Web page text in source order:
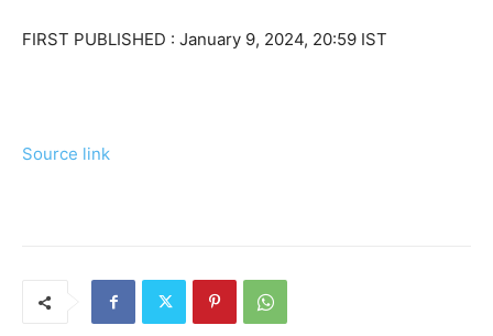
FIRST PUBLISHED : January 9, 2024, 20:59 IST
Source link